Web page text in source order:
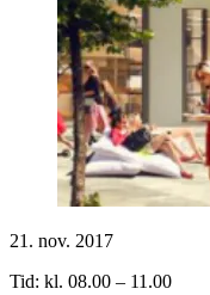
21. nov. 2017
Tid: kl. 08.00 – 11.00